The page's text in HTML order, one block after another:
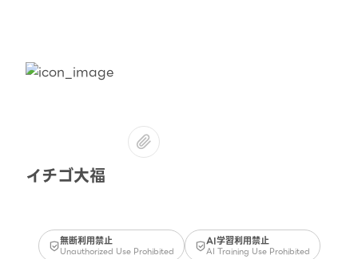
イチゴ大福
無断利用禁止
Unauthorized Use Prohibited
AI学習利用禁止
AI Training Use Prohibited